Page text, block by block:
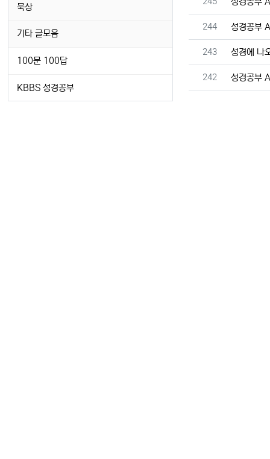
번호
244 성경공부
번호
243 성경에 나
번호
242 성경공부
묵상
기타 글모음
100문 100답
KBBS 성경공부